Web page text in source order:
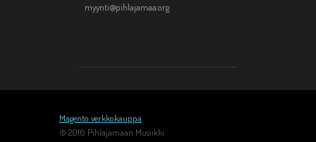
myynti@pihlajamaa.org
Magento verkkokauppa
© 2016 Pihlajamaan Musiikki